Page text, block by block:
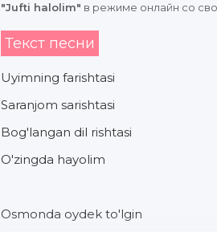
"Jufti halolim" в режиме онлайн со
Текст песни
Uyimning farishtasi
Saranjom sarishtasi
Bog'langan dil rishtasi
O'zingda hayolim
Osmonda oydek to'lgin